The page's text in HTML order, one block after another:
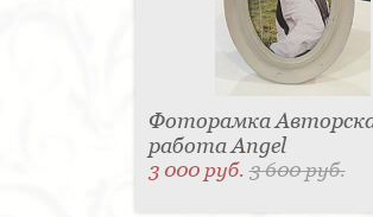
Фоторамка
работа Angel
3 000 руб.3 600 руб.